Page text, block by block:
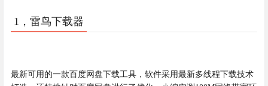
1，雷鸟下载器
最新可用的一款百度网盘下载工具，软件采用最新多线程下载技术